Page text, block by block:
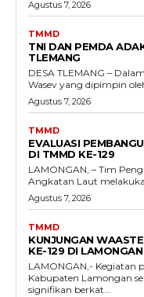
Agustus 7, 2026
TMMD
TNI DAN PEMDA
TLEMANG
DESA TLEMANG –
Wasev yang dipimpin
Agustus 7, 2026
TMMD
EVALUASI
DI TMMD KE-129
LAMONGAN, – Tim
Angkatan Laut
Agustus 7, 2026
TMMD
KUNJUNGAN
KE-129 DI LAMONGAN
LAMONGAN,- Kegiatan
Kabupaten Lamongan
signifikan berkat...